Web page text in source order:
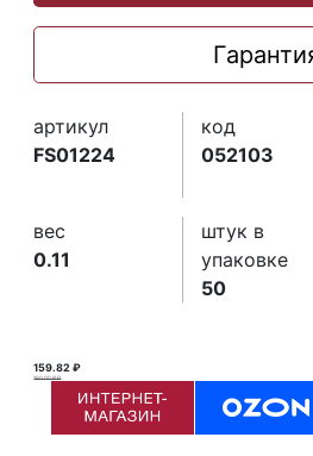
артикул
FS01224
код
052103
вес
0.11
штук в
упаковке
50
159.82 ₽
160.00 ₽ ₽